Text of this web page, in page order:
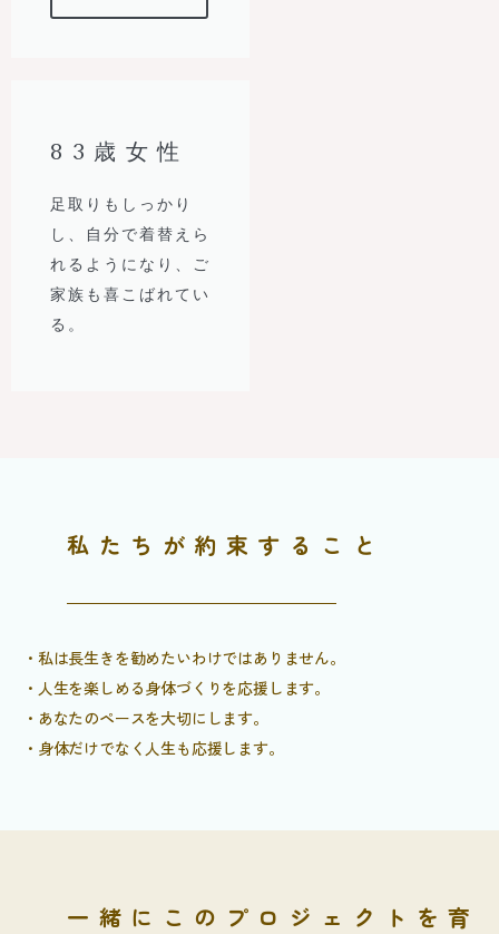
83歳女性
足取りもしっかり
し、自分で着替えら
れるようになり、ご
家族も喜こばれてい
る。
私たちが約束すること
・私は長生きを勧めたいわけではありません。
・人生を楽しめる身体づくりを応援します。
・あなたのペースを大切にします。
・身体だけでなく人生も応援します。
一緒にこのプロジェクトを育